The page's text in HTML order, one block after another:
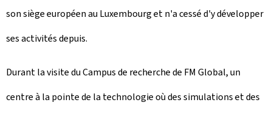
son siège européen au Luxembourg et n'a cessé d'y développer
ses activités depuis.
Durant la visite du Campus de recherche de FM Global, un
centre à la pointe de la technologie où des simulations et des